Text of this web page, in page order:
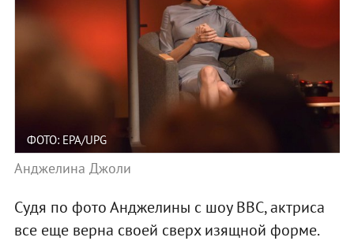
ФОТО: EPA/UPG
Анджелина Джоли
Судя по фото Анджелины с шоу ВВС, актриса
все еще верна своей сверх изящной форме.